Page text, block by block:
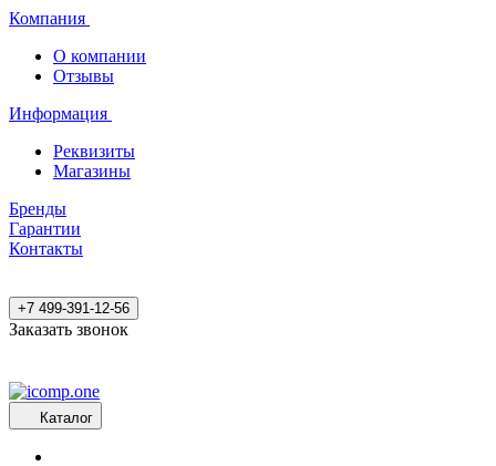
Компания
О компании
Отзывы
Информация
Реквизиты
Магазины
Бренды
Гарантии
Контакты
+7 499-391-12-56
Заказать звонок
Каталог